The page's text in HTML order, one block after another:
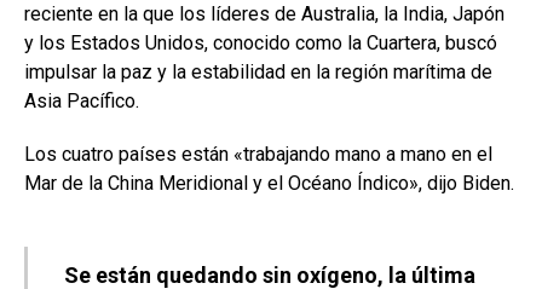
reciente en la que los líderes de Australia, la India, Japón
y los Estados Unidos, conocido como la Cuartera, buscó
impulsar la paz y la estabilidad en la región marítima de
Asia Pacífico.
Los cuatro países están «trabajando mano a mano en el
Mar de la China Meridional y el Océano Índico», dijo Biden.
Se están quedando sin oxígeno, la última